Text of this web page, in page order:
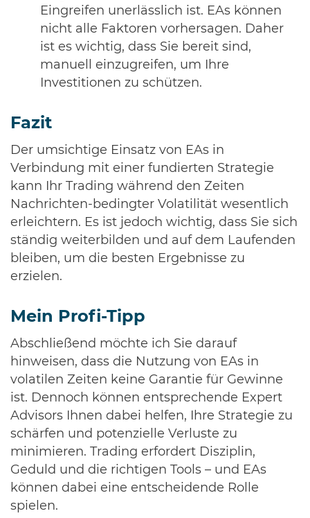
Eingreifen unerlässlich ist. EAs können
nicht alle Faktoren vorhersagen. Daher
ist es wichtig, dass Sie bereit sind,
manuell einzugreifen, um Ihre
Investitionen zu schützen.
Fazit
Der umsichtige Einsatz von EAs in
Verbindung mit einer fundierten Strategie
kann Ihr Trading während den Zeiten
Nachrichten-bedingter Volatilität wesentlich
erleichtern. Es ist jedoch wichtig, dass Sie sich
ständig weiterbilden und auf dem Laufenden
bleiben, um die besten Ergebnisse zu
erzielen.
Mein Profi-Tipp
Abschließend möchte ich Sie darauf
hinweisen, dass die Nutzung von EAs in
volatilen Zeiten keine Garantie für Gewinne
ist. Dennoch können entsprechende Expert
Advisors Ihnen dabei helfen, Ihre Strategie zu
schärfen und potenzielle Verluste zu
minimieren. Trading erfordert Disziplin,
Geduld und die richtigen Tools – und EAs
können dabei eine entscheidende Rolle
spielen.